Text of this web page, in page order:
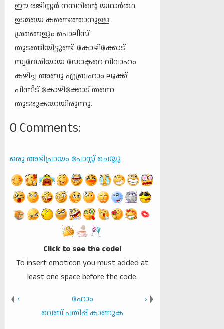
ഈ രജിസ്റ്റര്‍ നമ്പറിന്റെ യഥാർത്ഥ
ഉടമയെ കണ്ടെത്താനുള്ള
ശ്രമങ്ങളും പൊലീസ്
തുടങ്ങിയിട്ടുണ്ട്. കോഴിക്കോട്
സ്വദേശിയായ ഡോക്ടറെ വിവാഹം
കഴിച്ച അബു എബ്രഹാം ലൂക്ക്
പിന്നീട് കോഴിക്കോട് തന്നെ
തുടരുകയായിരുന്നു.
0 Comments:
ഒരു അഭിപ്രായം പോസ്റ്റ് ചെയ്യൂ
Click to see the code!
To insert emoticon you must added at
least one space before the code.
‹
›
ഹോം
വെബ് പതിപ്പ് കാണുക